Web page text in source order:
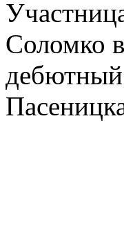
Соломко